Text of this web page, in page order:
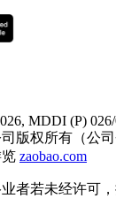
MDDI (P)
版权所有（公司
zaobao.com
者若未经许可